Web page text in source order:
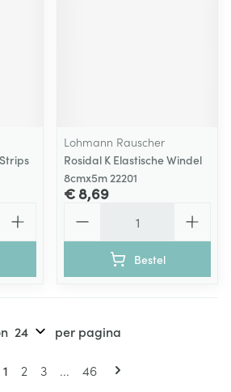
Lohmann Rauscher
Rosidal K Elastische Windel
8cmx5m 22201
€ 8,69
Bestel
Pagina's
U lees momenteel pagina
1 Pagina
2 Pagina
3 ... Pagina
46
per pagina